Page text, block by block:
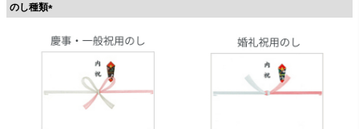
のし種類
必
須